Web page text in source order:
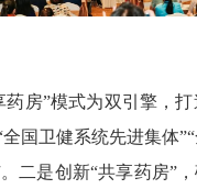
”模式为双引擎，打
国卫健系统先进集体
二是创新“共享药房”